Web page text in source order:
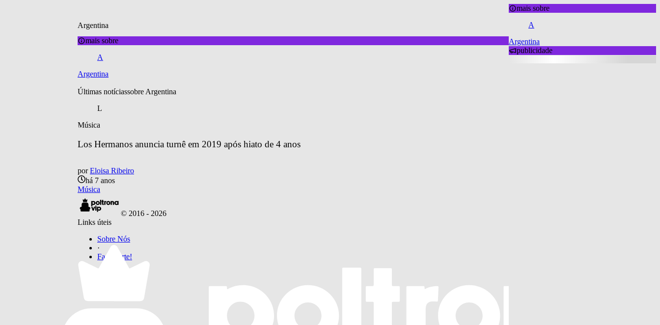
Argentina
mais sobre
A
Argentina
Últimas notíciassobre Argentina
L
Música
Los Hermanos anuncia turnê em 2019 após hiato de 4 anos
por Eloisa Ribeiro
há 7 anos
Música
© 2016 - 2026
Links úteis
Sobre Nós
·
Faça Parte!
mais sobre
A
Argentina
publicidade